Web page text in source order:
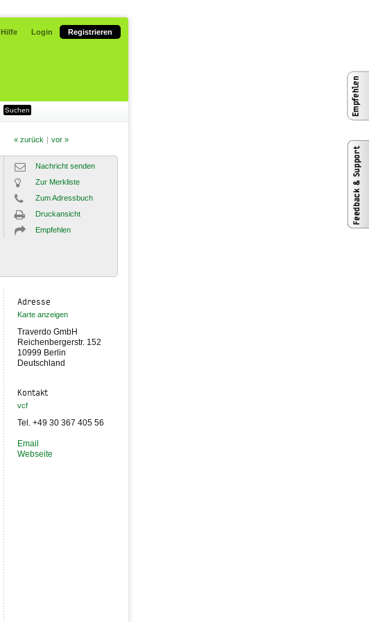
Hilfe Login Registrieren
« zurück | vor »
Nachricht senden
Zur Merkliste
Zum Adressbuch
Druckansicht
Empfehlen
Adresse
Karte anzeigen
Traverdo GmbH
Reichenbergerstr. 152
10999 Berlin
Deutschland
Kontakt
vcf
Tel. +49 30 367 405 56
Email
Webseite